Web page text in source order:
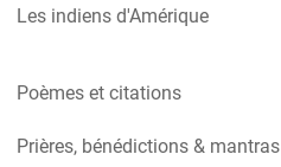
Les indiens d'Amérique
Poèmes et citations
Prières, bénédictions & mantras